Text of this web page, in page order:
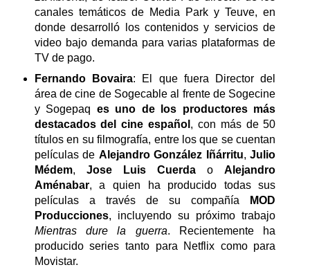
canales temáticos de Media Park y Teuve, en
donde desarrolló los contenidos y servicios de
video bajo demanda para varias plataformas de
TV de pago.
Fernando Bovaira: El que fuera Director del
área de cine de Sogecable al frente de Sogecine
y Sogepaq es uno de los productores más
destacados del cine español , con más de 50
títulos en su filmografía, entre los que se cuentan
películas de Alejandro González Iñárritu,Julio
Médem, Jose Luis Cuerda oAlejandro
Aménabar, a quien ha producido todas sus
películas a través de su compañía
MOD
Producciones, incluyendo su próximo trabajo
Mientras dure la guerra. Recientemente ha
producido series tanto para Netflix como para
Movistar.